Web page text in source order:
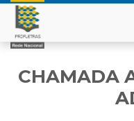
CHAMADA